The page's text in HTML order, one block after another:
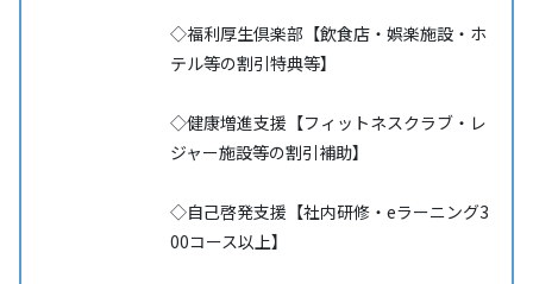
◇福利厚生倶楽部【飲食店・娯楽施設・ホ
テル等の割引特典等】
◇健康増進支援【フィットネスクラブ・レ
ジャー施設等の割引補助】
◇自己啓発支援【社内研修・eラーニング3
00コース以上】